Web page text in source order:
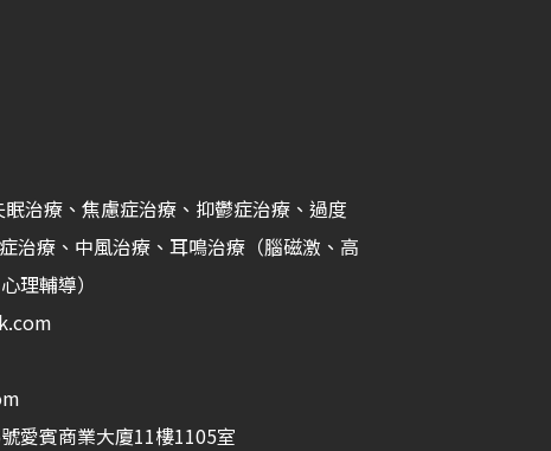
治療、焦慮症治療、抑鬱症治療、過度
治療、中風治療、耳鳴治療（腦磁激、高
理輔導）​
愛賓商業大廈11樓1105室